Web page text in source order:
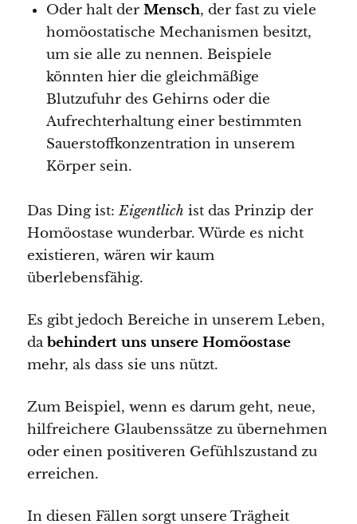
Oder halt der Mensch, der fast zu viele
homöostatische Mechanismen besitzt,
um sie alle zu nennen. Beispiele
könnten hier die gleichmäßige
Blutzufuhr des Gehirns oder die
Aufrechterhaltung einer bestimmten
Sauerstoffkonzentration in unserem
Körper sein.
Das Ding ist: Eigentlich ist das Prinzip der
Homöostase wunderbar. Würde es nicht
existieren, wären wir kaum
überlebensfähig.
Es gibt jedoch Bereiche in unserem Leben,
dabehindert uns unsere Homöostase
mehr, als dass sie uns nützt.
Zum Beispiel, wenn es darum geht, neue,
hilfreichere Glaubenssätze zu übernehmen
oder einen positiveren Gefühlszustand zu
erreichen.
In diesen Fällen sorgt unsere Trägheit